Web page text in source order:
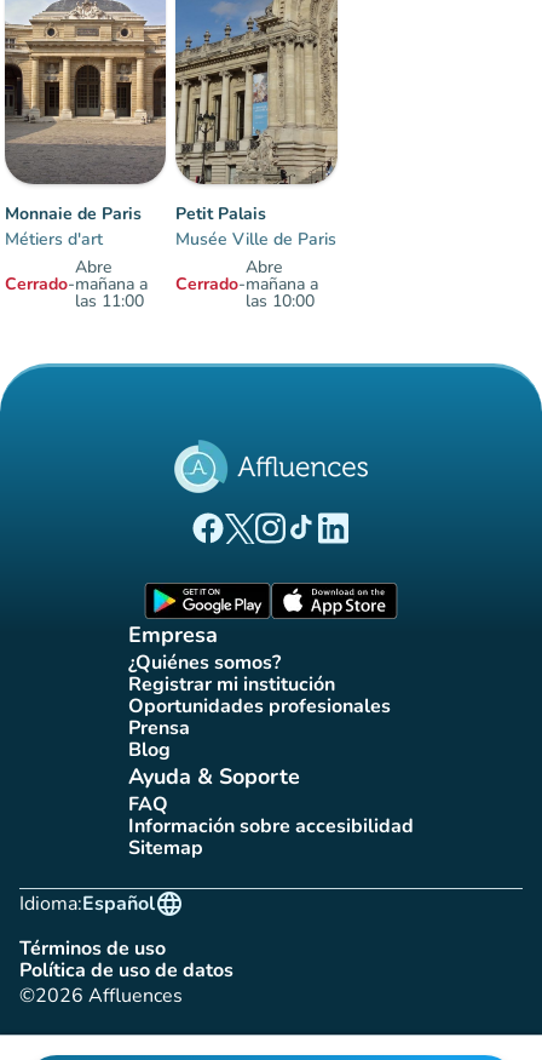
Monnaie de Paris
Métiers d'art
Cerrado-
Abre
mañana a
las 11:00
Petit Palais
Musée Ville de Paris
Cerrado-
Abre
mañana a
las 10:00
(nueva pestaña)
(nueva pestaña)
(nueva pestaña)
(nueva pestaña)
(nueva pestaña)
Empresa
¿Quiénes somos?
(nueva pestaña)
Registrar mi institución
(nueva pestaña)
Oportunidades profesionales
(nueva pestaña)
Prensa(nueva pestaña)
Blog(nueva pestaña)
Ayuda & Soporte
FAQ(nueva pestaña)
Información sobre accesibilidad
(nueva pestaña)
Sitemap(nueva pestaña)
Idioma:
language
Español
Términos de uso
(nueva pestaña)
Política de uso de datos
(nueva pestaña)
©2026 Affluences